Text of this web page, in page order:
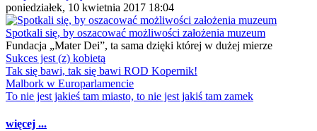
poniedziałek, 10 kwietnia 2017 18:04
Spotkali się, by oszacować możliwości założenia muzeum
Fundacja „Mater Dei”, ta sama dzięki której w dużej mierze
Sukces jest (z) kobietą
Tak się bawi, tak się bawi ROD Kopernik!
Malbork w Europarlamencie
To nie jest jakieś tam miasto, to nie jest jakiś tam zamek
więcej ...